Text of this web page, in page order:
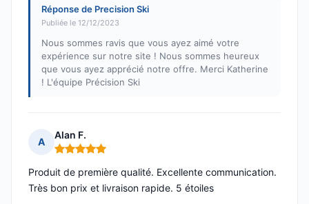
Réponse de Precision Ski
Publiée le 12/12/2023
Nous sommes ravis que vous ayez aimé votre
expérience sur notre site ! Nous sommes heureux
que vous ayez apprécié notre offre. Merci Katherine
! L'équipe Précision Ski
A
Alan F.
Note : 5 sur 5
Produit de première qualité. Excellente communication.
Très bon prix et livraison rapide. 5 étoiles